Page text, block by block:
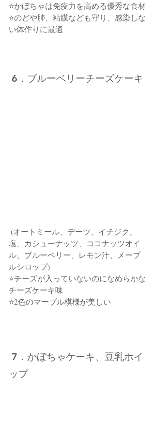
⭐かぼちゃは免疫力を高める優秀な食材
⭐のどや肺、粘膜なども守り、感染しな
い体作りに最適
6．ブルーベリーチーズケーキ
塩、カシューナッツ、ココナッツオイ
ル、ブルーベリー、レモン汁、メープ
ルシロップ)
⭐チーズが入っていないのになめらかな
チーズケーキ味
⭐2色のマーブル模様が美しい
7 ．かぼちゃケーキ、豆乳ホイ
ップ